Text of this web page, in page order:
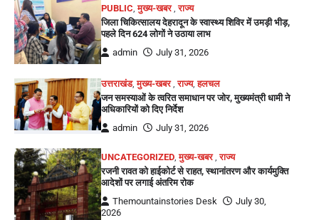
PUBLIC,मुख्य-खबर,राज्य
जिला चिकित्सालय देहरादून के स्वास्थ्य शिविर में उमड़ी भीड़,
पहले दिन 624 लोगों ने उठाया लाभ
admin
July 31, 2026
उत्तराखंड,मुख्य-खबर,राज्य,हलचल
जन समस्याओं के त्वरित समाधान पर जोर, मुख्यमंत्री धामी ने
अधिकारियों को दिए निर्देश
admin
July 31, 2026
UNCATEGORIZED ,मुख्य-खबर ,राज्य
रजनी रावत को हाईकोर्ट से राहत, स्थानांतरण और कार्यमुक्ति
आदेशों पर लगाई अंतरिम रोक
Themountainstories Desk
July 30,
2026